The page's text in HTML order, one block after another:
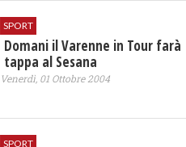
SPORT
Domani il Varenne in Tour farà
tappa al Sesana
Venerdì, 01 Ottobre 2004
SPORT